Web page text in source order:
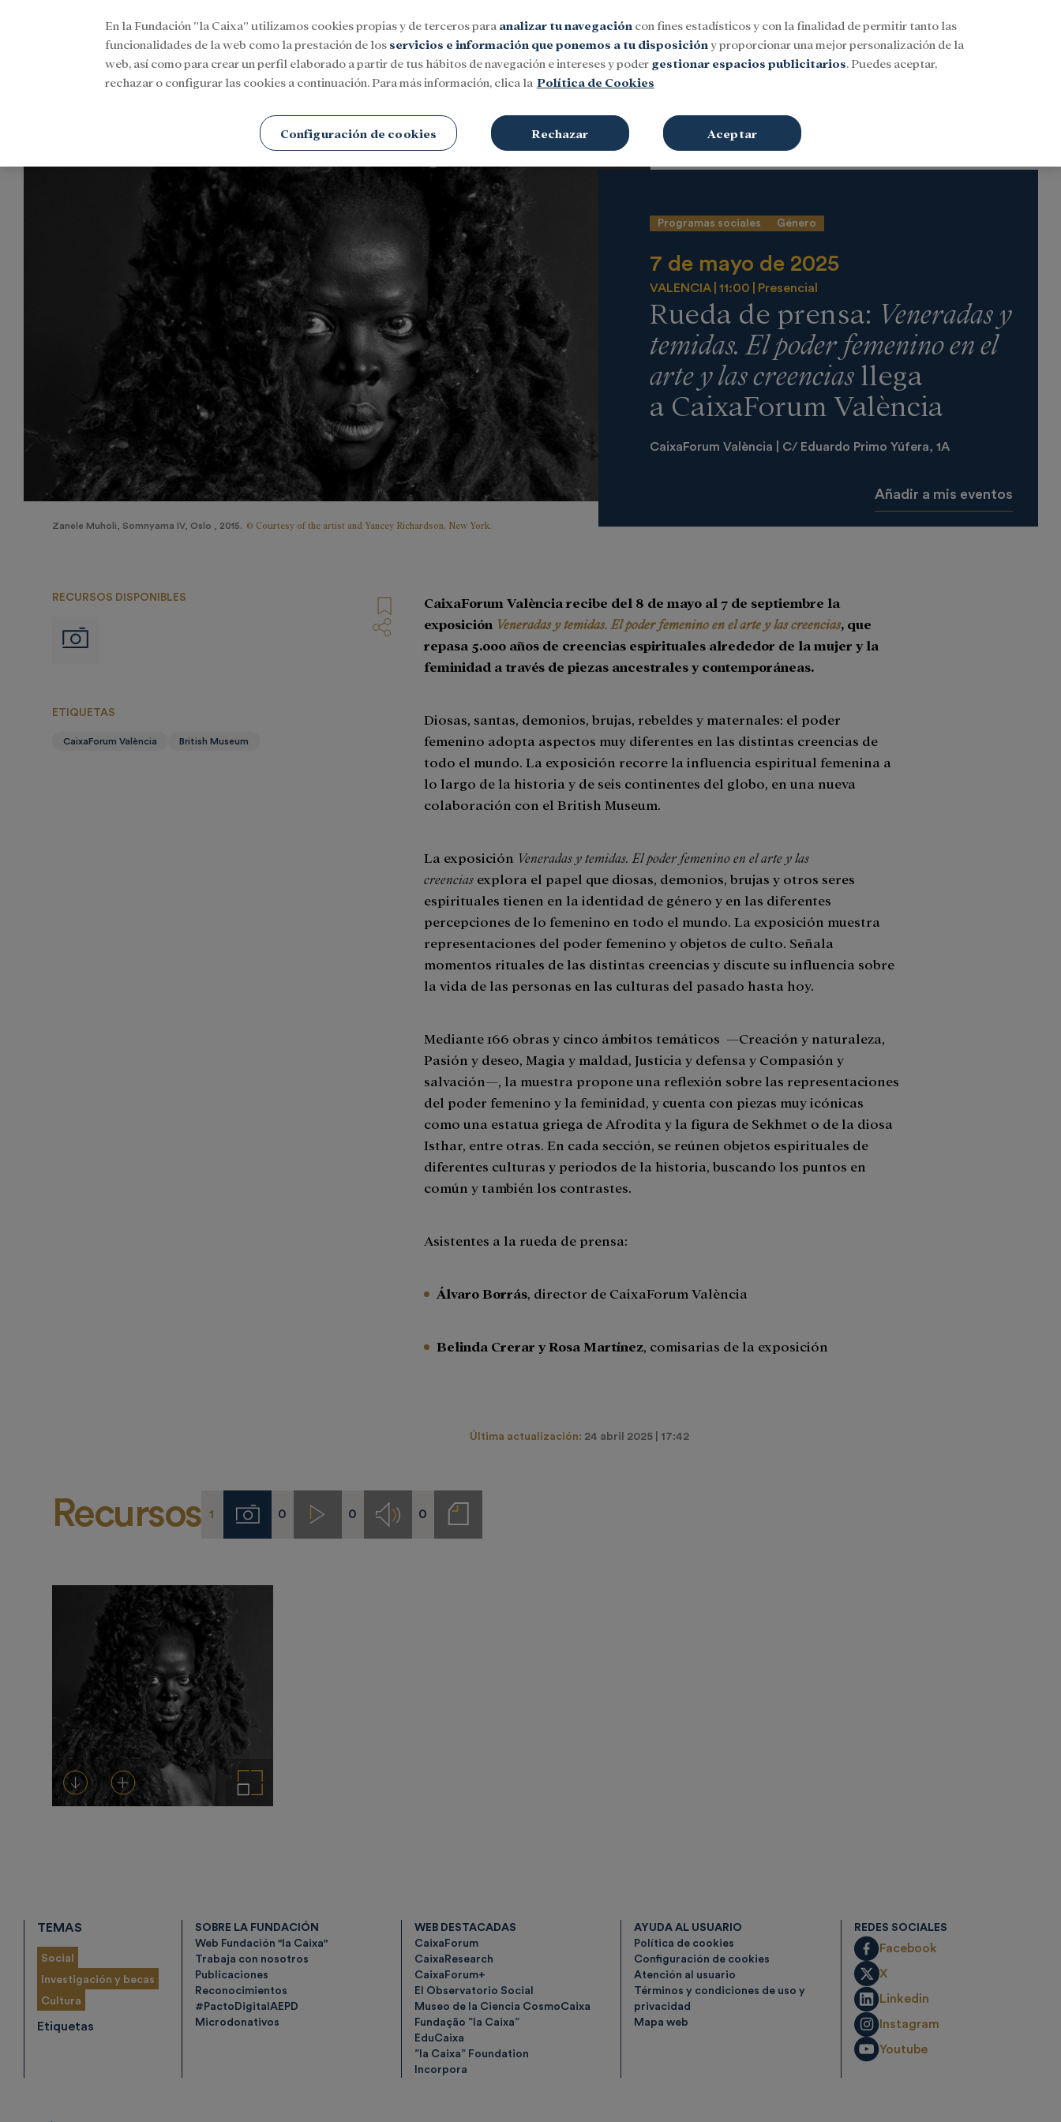
Iniciar sesión Buscar
SocialInvestigación y becasCultura
Zanele Muholi, Somnyama IV, Oslo , 2015. © Courtesy of the artist and Yancey Richardson, New York.
Programas sociales Género
7 de mayo de 2025
VALENCIA 11:00 Presencial
Rueda de prensa: Veneradas y
temidas. El poder femenino en el
arte y las creenciasllega
a CaixaForum València
CaixaForum València | C/ Eduardo Primo Yúfera, 1A
Añadir a mis eventos
RECURSOS DISPONIBLES
Imágenes
CaixaForum València recibe del 8 de mayo al 7 de septiembre la
exposición Veneradas y temidas. El poder femenino en el arte y las creencias, que
repasa 5.000 años de creencias espirituales alrededor de la mujer y la
feminidad a través de piezas ancestrales y contemporáneas.
Diosas, santas, demonios, brujas, rebeldes y maternales: el poder
femenino adopta aspectos muy diferentes en las distintas creencias de
todo el mundo. La exposición recorre la influencia espiritual femenina a
lo largo de la historia y de seis continentes del globo, en una nueva
colaboración con el British Museum.
La exposición Veneradas y temidas. El poder femenino en el arte y las
creencias explora el papel que diosas, demonios, brujas y otros seres
espirituales tienen en la identidad de género y en las diferentes
percepciones de lo femenino en todo el mundo. La exposición muestra
representaciones del poder femenino y objetos de culto. Señala
momentos rituales de las distintas creencias y discute su influencia sobre
la vida de las personas en las culturas del pasado hasta hoy.
Mediante 166 obras y cinco ámbitos temáticos ―Creación y naturaleza,
Pasión y deseo, Magia y maldad, Justicia y defensa y Compasión y
salvación―, la muestra propone una reflexión sobre las representaciones
del poder femenino y la feminidad, y cuenta con piezas muy icónicas
como una estatua griega de Afrodita y la figura de Sekhmet o de la diosa
Isthar, entre otras. En cada sección, se reúnen objetos espirituales de
diferentes culturas y periodos de la historia, buscando los puntos en
común y también los contrastes.
Asistentes a la rueda de prensa:
Álvaro Borrás , director de CaixaForum València
Belinda Crerar y Rosa Martínez , comisarias de la exposición
ETIQUETAS
CaixaForum València British Museum
Última actualización: 24 abril 2025 | 17:42
Recursos 1 Imágenes
0 Videos0 Audios
0
Notas
de
DescargarAñadir al carrito Ampliar imagen
TEMAS
Social
Investigación y becas
Cultura
Etiquetas
SOBRE LA FUNDACIÓN
Web Fundación "la Caixa"
Trabaja con nosotros
Publicaciones
Reconocimientos
#PactoDigitalAEPD
Microdonativos
WEB DESTACADAS
CaixaForum
CaixaResearch
CaixaForum+
El Observatorio Social
Museo de la Ciencia CosmoCaixa
Fundação ”la Caixa”
EduCaixa
”la Caixa” Foundation
Incorpora
AYUDA AL USUARIO
Política de cookies
Configuración de cookies
Atención al usuario
Términos y condiciones de uso y
privacidad
Mapa web
REDES SOCIALES
Facebook
X
Linkedin
Instagram
Youtube
En la Fundación ”la Caixa” utilizamos cookies propias y de terceros para analizar tu navegación con fines estadísticos y con la finalidad de permitir tanto las
funcionalidades de la web como la prestación de los servicios e información que ponemos a tu disposición y proporcionar una mejor personalización de la
web, así como para crear un perfil elaborado a partir de tus hábitos de navegación e intereses y poder gestionar espacios publicitarios. Puedes aceptar,
rechazar o configurar las cookies a continuación. Para más información, clica la Política de Cookies
Configuración de cookies Rechazar Aceptar